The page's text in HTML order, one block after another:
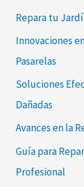
Repara tu
Innovaciones
Pasarelas
Soluciones
Dañadas
Avances en la
Guía para
Profesional